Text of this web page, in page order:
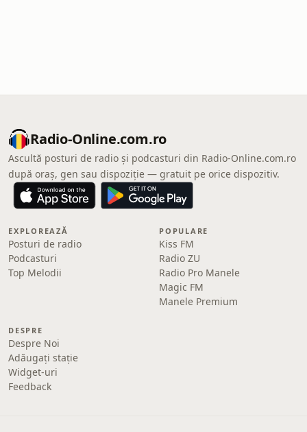
Radio-Online.com.ro
Ascultă posturi de radio și podcasturi din Radio-Online.com.ro
după oraș, gen sau dispoziție — gratuit pe orice dispozitiv.
EXPLOREAZĂ
Posturi de radio
Podcasturi
Top Melodii
POPULARE
Kiss FM
Radio ZU
Radio Pro Manele
Magic FM
Manele Premium
DESPRE
Despre Noi
Adăugați stație
Widget-uri
Feedback